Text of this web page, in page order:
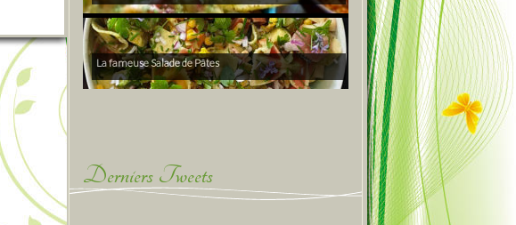
La fameuse Salade de Pâtes
Derniers Tweets